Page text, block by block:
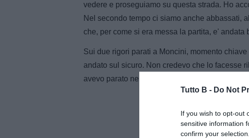
Tutto B - Do Not
If you wish to opt-out
sensitive information
confirm your
vedere e proseguiamo su questa strada. Ho
Nel secondo tempo ci siamo anche abbassati,
che, per come si era messa la partita, e' andata
Sui due rigori parati a Moncini, momento
andato sul sicuro. Non credevo che lo facesse
avevo parato nemmeno uno. Ho agito d'istinto,